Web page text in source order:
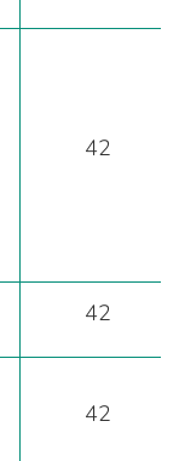
42
42
42